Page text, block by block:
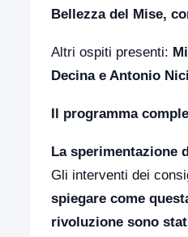
Bellezza del Mise,
Altri ospiti presenti:
Decina e Antonio
Il programma
La sperimentazione
Gli interventi dei
spiegare come
rivoluzione sono